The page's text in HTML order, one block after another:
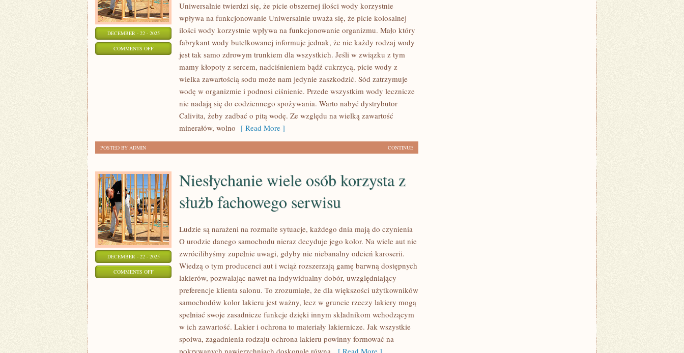
DECEMBER - 22 - 2025
COMMENTS OFFON
I
Uniwersalnie twierdzi się, że picie obszernej ilości wody korzystnie
wpływa na funkcjonowanie Uniwersalnie uważa się, że picie kolosalnej
ilości wody korzystnie wpływa na funkcjonowanie organizmu. Mało który
fabrykant wody butelkowanej informuje jednak, że nie każdy rodzaj wody
jest tak samo zdrowym trunkiem dla wszystkich. Jeśli w związku z tym
mamy kłopoty z sercem, nadciśnieniem bądź cukrzycą, picie wody z
wielka zawartością sodu może nam jedynie zaszkodzić. Sód zatrzymuje
wodę w organizmie i podnosi ciśnienie. Przede wszystkim wody lecznicze
nie nadają się do codziennego spożywania. Warto nabyć dystrybutor
Calivita, żeby zadbać o pitą wodę. Ze względu na wielką zawartość
minerałów, wolno [ Read More ]
CONTINUE
POSTED BY ADMIN
DECEMBER - 22 - 2025
COMMENTS OFFON
Niesłychanie wiele osób korzysta z
służb fachowego serwisu
Ludzie są narażeni na rozmaite sytuacje, każdego dnia mają do czynienia
O urodzie danego samochodu nieraz decyduje jego kolor. Na wiele aut nie
zwrócilibyśmy zupełnie uwagi, gdyby nie niebanalny odcień karoserii.
Wiedzą o tym producenci aut i wciąż rozszerzają gamę barwną dostępnych
lakierów, pozwalając nawet na indywidualny dobór, uwzględniający
preferencje klienta salonu. To zrozumiałe, że dla większości użytkowników
samochodów kolor lakieru jest ważny, lecz w gruncie rzeczy lakiery mogą
spełniać swoje zasadnicze funkcje dzięki innym składnikom wchodzącym
w ich zawartość. Lakier i ochrona to materiały lakiernicze. Jak wszystkie
spoiwa, zagadnienia rodzaju ochrona lakieru powinny formować na
pokrywanych nawierzchniach doskonale równą, [ Read More ]